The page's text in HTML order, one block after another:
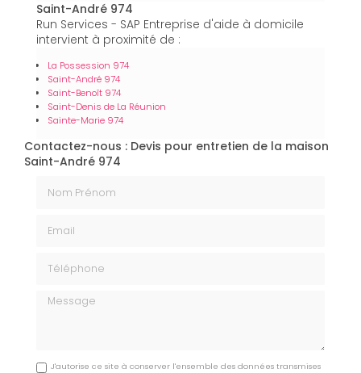
Saint-André 974
Run Services - SAP Entreprise d'aide à domicile
intervient à proximité de :
La Possession 974
Saint-André 974
Saint-Benoît 974
Saint-Denis de La Réunion
Sainte-Marie 974
Contactez-nous : Devis pour entretien de la maison
Saint-André 974
Message
J'autorise ce site à conserver l'ensemble des données transmises